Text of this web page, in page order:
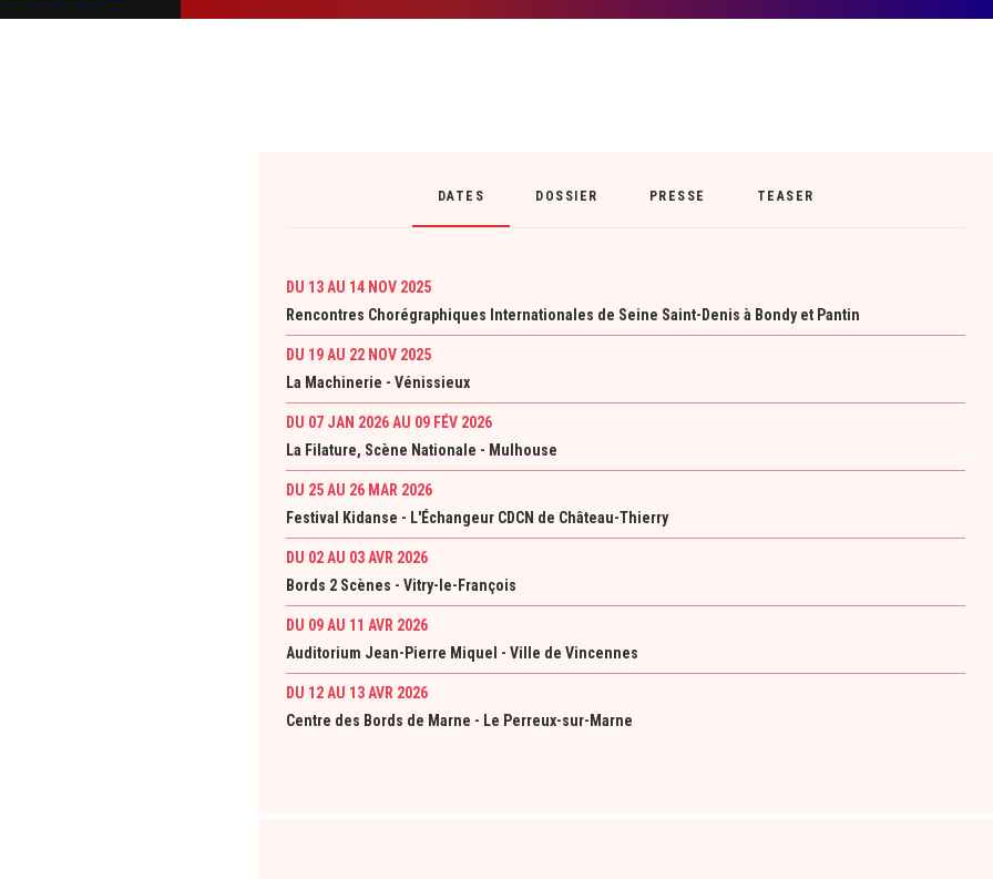
DATES DOSSIER PRESSE TEASER
DU 13 AU 14 NOV 2025
Rencontres Chorégraphiques Internationales de Seine Saint-Denis à Bondy et Pantin
DU 19 AU 22 NOV 2025
La Machinerie - Vénissieux
DU 07 JAN 2026AU 09 FÉV 2026
La Filature, Scène Nationale - Mulhouse
DU 25 AU 26 MAR 2026
Festival Kidanse - L'Échangeur CDCN de Château-Thierry
DU 02 AU 03 AVR 2026
Bords 2 Scènes - Vitry-le-François
DU 09 AU 11 AVR 2026
Auditorium Jean-Pierre Miquel - Ville de Vincennes
DU 12 AU 13 AVR 2026
Centre des Bords de Marne - Le Perreux-sur-Marne